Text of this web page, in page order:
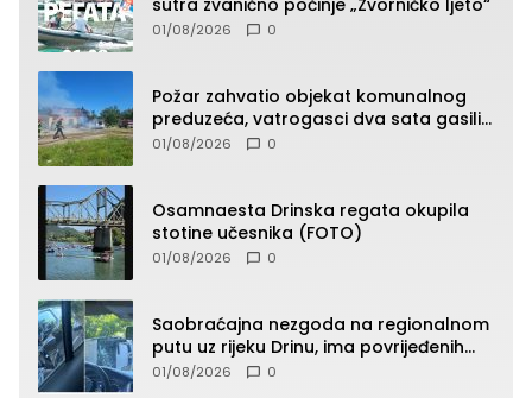
01/08/2026 0
Požar zahvatio objekat komunalnog
preduzeća, vatrogasci dva sata gasili
vatru (FOTO)
01/08/2026 0
Osamnaesta Drinska regata okupila
stotine učesnika (FOTO)
01/08/2026 0
Saobraćajna nezgoda na regionalnom
putu uz rijeku Drinu, ima povrijeđenih
lica (FOTO)
01/08/2026 0